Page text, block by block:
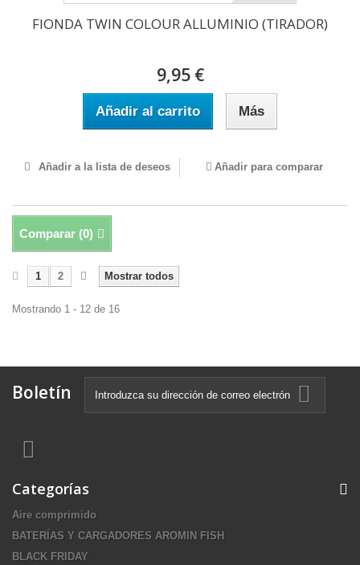
FIONDA TWIN COLOUR ALLUMINIO (TIRADOR)
9,95 €
Añadir al carrito Más
Añadir a la lista de deseos Añadir para comparar
Comparar (0)
Mostrar todos
1 2
Mostrando 1 - 12 de 16
Boletín
Categorías
Aire comprimido
BATERÍAS Y CARGADORES AROMIN FISH
BLACK FRIDAY